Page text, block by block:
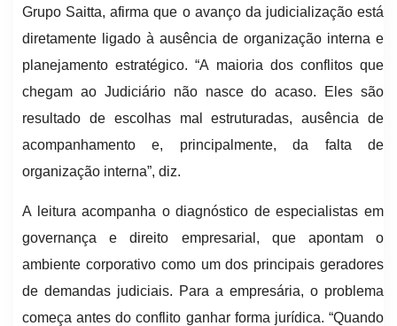
Grupo Saitta, afirma que o avanço da judicialização está
diretamente ligado à ausência de organização interna e
planejamento estratégico. “A maioria dos conflitos que
chegam ao Judiciário não nasce do acaso. Eles são
resultado de escolhas mal estruturadas, ausência de
acompanhamento e, principalmente, da falta de
organização interna”, diz.
A leitura acompanha o diagnóstico de especialistas em
governança e direito empresarial, que apontam o
ambiente corporativo como um dos principais geradores
de demandas judiciais. Para a empresária, o problema
começa antes do conflito ganhar forma jurídica. “Quando